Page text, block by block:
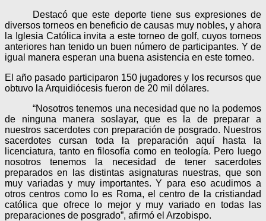
Destacó que este deporte tiene sus expresiones de
diversos torneos en beneficio de causas muy nobles, y ahora
la Iglesia Católica invita a este torneo de golf, cuyos torneos
anteriores han tenido un buen número de participantes. Y de
igual manera esperan una buena asistencia en este torneo.
El año pasado participaron 150 jugadores y los recursos que
obtuvo la Arquidiócesis fueron de 20 mil dólares.
“Nosotros tenemos una necesidad que no la podemos
de ninguna manera soslayar, que es la de preparar a
nuestros sacerdotes con preparación de posgrado. Nuestros
sacerdotes cursan toda la preparación aquí hasta la
licenciatura, tanto en filosofía como en teología. Pero luego
nosotros tenemos la necesidad de tener sacerdotes
preparados en las distintas asignaturas nuestras, que son
muy variadas y muy importantes. Y para eso acudimos a
otros centros como lo es Roma, el centro de la cristiandad
católica que ofrece lo mejor y muy variado en todas las
preparaciones de posgrado”, afirmó el Arzobispo.